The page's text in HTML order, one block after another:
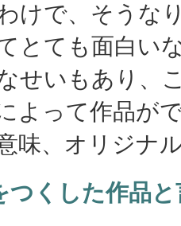
けで、そうな
とても面白い
せいもあり、
よって作品が
味、オリジナ
つくした作品